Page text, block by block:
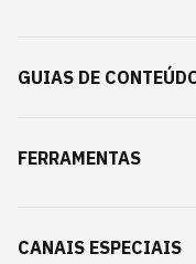
GUIAS DE
FERRAMENTAS
CANAIS ESPECIAIS